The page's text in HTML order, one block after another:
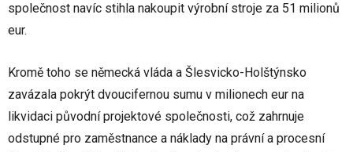
společnost navíc stihla nakoupit výrobní stroje za 51 milionů
eur.
Kromě toho se německá vláda a Šlesvicko-Holštýnsko
zavázala pokrýt dvoucifernou sumu v milionech eur na
likvidaci původní projektové společnosti, což zahrnuje
odstupné pro zaměstnance a náklady na právní a procesní